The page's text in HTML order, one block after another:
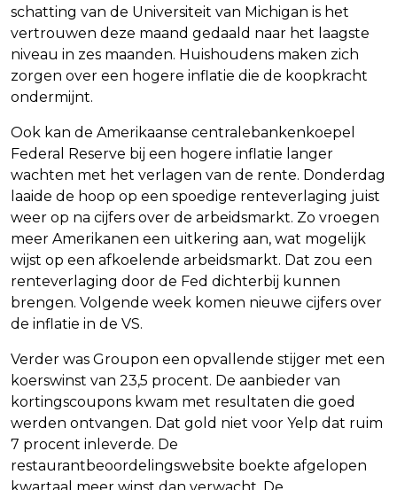
schatting van de Universiteit van Michigan is het
vertrouwen deze maand gedaald naar het laagste
niveau in zes maanden. Huishoudens maken zich
zorgen over een hogere inflatie die de koopkracht
ondermijnt.
Ook kan de Amerikaanse centralebankenkoepel
Federal Reserve bij een hogere inflatie langer
wachten met het verlagen van de rente. Donderdag
laaide de hoop op een spoedige renteverlaging juist
weer op na cijfers over de arbeidsmarkt. Zo vroegen
meer Amerikanen een uitkering aan, wat mogelijk
wijst op een afkoelende arbeidsmarkt. Dat zou een
renteverlaging door de Fed dichterbij kunnen
brengen. Volgende week komen nieuwe cijfers over
de inflatie in de VS.
Verder was Groupon een opvallende stijger met een
koerswinst van 23,5 procent. De aanbieder van
kortingscoupons kwam met resultaten die goed
werden ontvangen. Dat gold niet voor Yelp dat ruim
7 procent inleverde. De
restaurantbeoordelingswebsite boekte afgelopen
kwartaal meer winst dan verwacht. De